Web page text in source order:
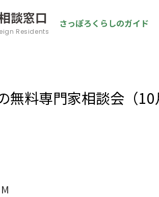
談窓口
Residents
さっぽろくらしのガイド
無料専門家相談会（